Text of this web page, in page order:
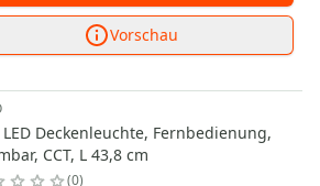
Vorschau
LED Deckenleuchte, Fernbedienung,
CCT, L 43,8 cm
0